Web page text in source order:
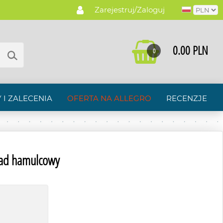
Zarejestruj/Zaloguj
0.00 PLN
0
I ZALECENIA OFERTA NA ALLEGRO RECENZJE
hamulcowy